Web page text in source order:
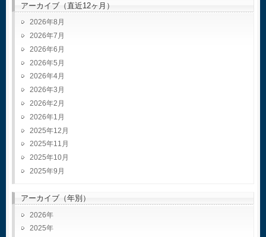
アーカイブ（直近12ヶ月）
2026年8月
2026年7月
2026年6月
2026年5月
2026年4月
2026年3月
2026年2月
2026年1月
2025年12月
2025年11月
2025年10月
2025年9月
アーカイブ（年別）
2026
2025